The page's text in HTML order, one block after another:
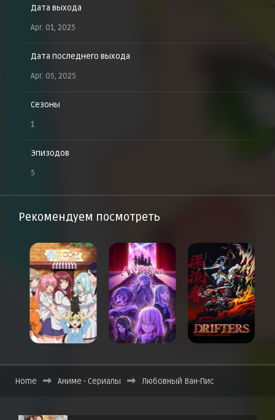
Дата выхода
Apr. 01, 2025
Дата последнего выхода
Apr. 05, 2025
Сезоны
1
Эпизодов
5
Рекомендуем посмотреть
Home Аниме - Сериалы Любовный Ван-Пис